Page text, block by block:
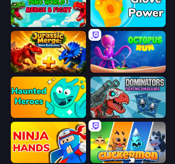
Dino World: Merge & Fight Glove Power
Jurassic Merge: Dino Evolution OctopusRun
Haunted Heroes Dominators: Fighting Dinosaurs
Ninja Hands Clickermon